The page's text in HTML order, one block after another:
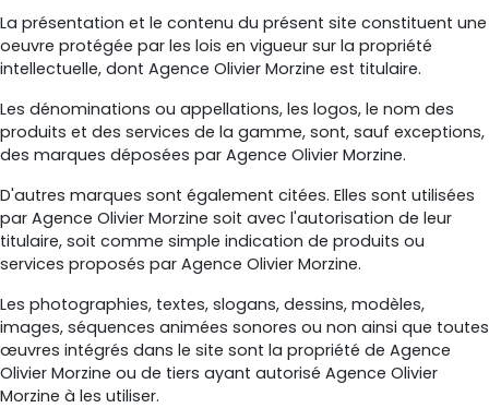
La présentation et le contenu du présent site constituent une
oeuvre protégée par les lois en vigueur sur la propriété
intellectuelle, dont Agence Olivier Morzine est titulaire.
Les dénominations ou appellations, les logos, le nom des
produits et des services de la gamme, sont, sauf exceptions,
des marques déposées par Agence Olivier Morzine.
D'autres marques sont également citées. Elles sont utilisées
par Agence Olivier Morzine soit avec l'autorisation de leur
titulaire, soit comme simple indication de produits ou
services proposés par Agence Olivier Morzine.
Les photographies, textes, slogans, dessins, modèles,
images, séquences animées sonores ou non ainsi que toutes
œuvres intégrés dans le site sont la propriété de Agence
Olivier Morzine ou de tiers ayant autorisé Agence Olivier
Morzine à les utiliser.